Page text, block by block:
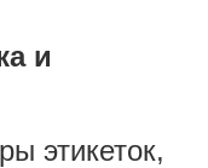
и
этикеток,